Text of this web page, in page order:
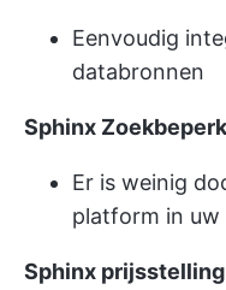
Eenvoudig
databronnen
Sphinx
Er is weinig
platform in
Sphinx prijsstelling